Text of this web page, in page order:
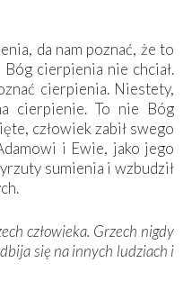
da nam poznać, że to
cierpienia nie chciał.
cierpienia. Niestety,
cierpienie. To nie Bóg
człowiek zabił swego
i Ewie, jako jego
sumienia i wzbudził
człowieka. Grzech nigdy
się na innych ludziach i